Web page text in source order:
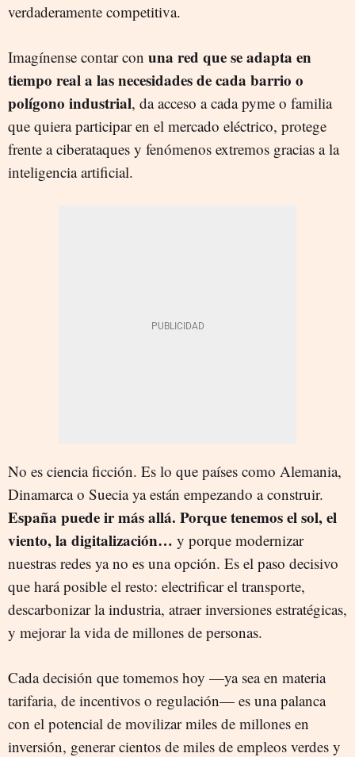
verdaderamente competitiva.
Imagínense contar con una red que se adapta en
tiempo real a las necesidades de cada barrio o
polígono industrial, da acceso a cada pyme o familia
que quiera participar en el mercado eléctrico, protege
frente a ciberataques y fenómenos extremos gracias a la
inteligencia artificial.
No es ciencia ficción. Es lo que países como Alemania,
Dinamarca o Suecia ya están empezando a construir.
España puede ir más allá. Porque tenemos el sol, el
viento, la digitalización… y porque modernizar
nuestras redes ya no es una opción. Es el paso decisivo
que hará posible el resto: electrificar el transporte,
descarbonizar la industria, atraer inversiones estratégicas,
y mejorar la vida de millones de personas.
Cada decisión que tomemos hoy —ya sea en materia
tarifaria, de incentivos o regulación— es una palanca
con el potencial de movilizar miles de millones en
inversión, generar cientos de miles de empleos verdes y